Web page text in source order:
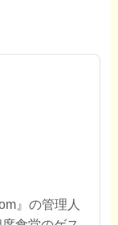
』の管理人